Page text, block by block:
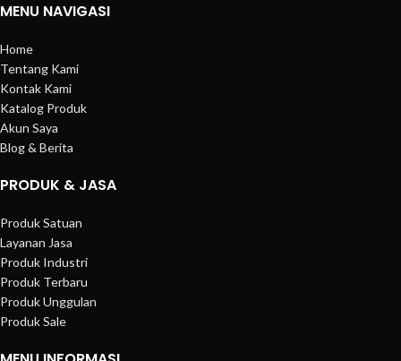
MENU NAVIGASI
Home
Tentang Kami
Kontak Kami
Katalog Produk
Akun Saya
Blog & Berita
PRODUK & JASA
Produk Satuan
Layanan Jasa
Produk Industri
Produk Terbaru
Produk Unggulan
Produk Sale